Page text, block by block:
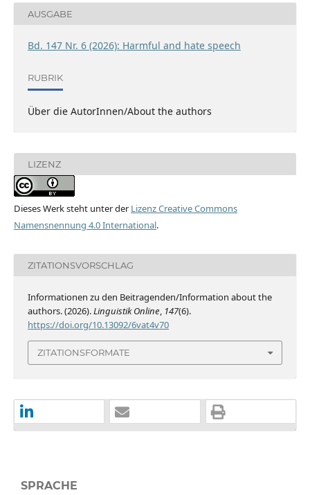
AUSGABE
Bd. 147 Nr. 6 (2026): Harmful and hate speech
RUBRIK
Über die AutorInnen/About the authors
LIZENZ
Dieses Werk steht unter derLizenz Creative Commons
Namensnennung 4.0 International.
ZITATIONSVORSCHLAG
Informationen zu den Beitragenden/Information about the
authors. (2026).Linguistik Online, 147(6).
https://doi.org/10.13092/6vat4v70
ZITATIONSFORMATE
SPRACHE